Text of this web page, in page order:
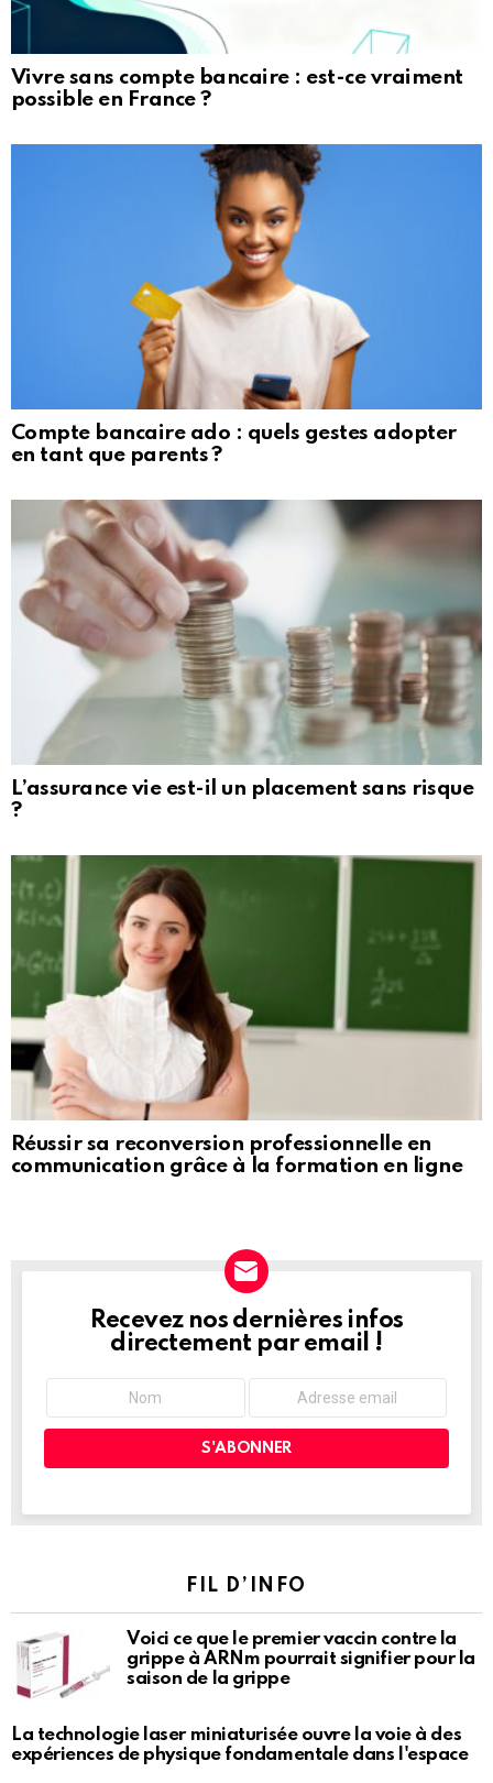
Vivre sans compte bancaire : est-ce vraiment
possible en France ?
Compte bancaire ado : quels gestes adopter
en tant que parents ?
L’assurance vie est-il un placement sans risque
?
Réussir sa reconversion professionnelle en
communication grâce à la formation en ligne
NEWSLETTER
Recevez nos dernières infos
directement par email !
FIL D’INFO
Voici ce que le premier vaccin contre la
grippe à ARNm pourrait signifier pour la
saison de la grippe
La technologie laser miniaturisée ouvre la voie à des
expériences de physique fondamentale dans l'espace